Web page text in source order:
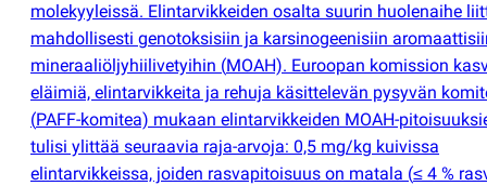
molekyyleissä. Elintarvikkeiden osalta suurin huolenaihe
mahdollisesti genotoksisiin ja karsinogeenisiin
mineraaliöljyhiilivetyihin (MOAH). Euroopan komission
eläimiä, elintarvikkeita ja rehuja käsittelevän pysyvän
(PAFF-komitea) mukaan elintarvikkeiden MOAH-
tulisi ylittää seuraavia raja-arvoja: 0,5 mg/kg kuivissa
elintarvikkeissa, joiden rasvapitoisuus on matala (≤ 4 %